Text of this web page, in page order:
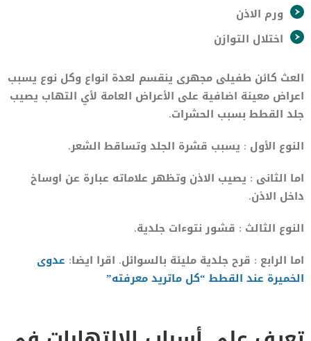
ورم الاذن
اختلال التوازن
العث كائن طفيلى مجهرى ينقسم لعدة انواع وكل نوع يسبب
اعراض معينة اضافية على الأعراض العامة لأي التهاب يصيب
جلد القطط بسبب الحشرات.
النوع الأول : يسبب قشرة الجلد وتساقط الشعر.
اما الثانى : يصيب الاذن وتظهر علاماته عبارة عن اوساخ
داخل الاذن.
النوع الثالث : قشور نتوءات جلدية.
اما الرابع : قرح جلدية مليئة بالسوائل. اقرا ايضا: عدوى
الخميرة عند القطط “كل ماتريد معرفته”